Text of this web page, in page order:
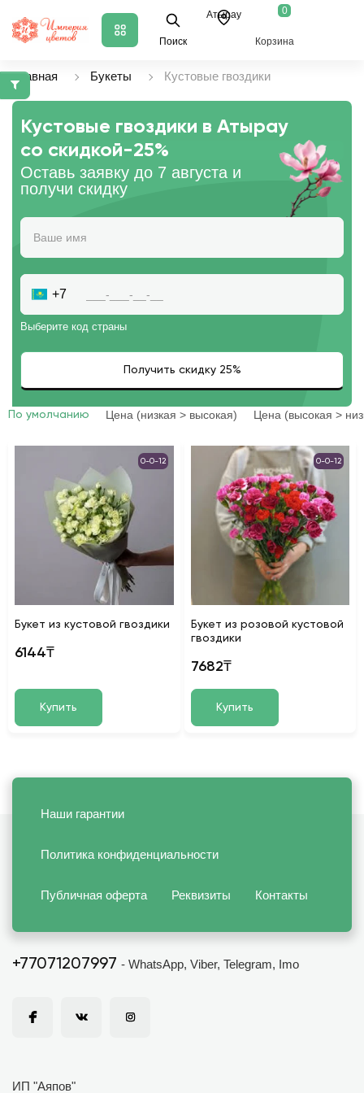
Поиск
Атырау 0
Корзина
Главная Букеты Кустовые гвоздики
Кустовые гвоздики в Атырау
со скидкой-25%
Оставь заявку до 7 августа и
получи скидку
+7
Выберите код страны
По умолчанию Цена (низкая > высокая) Цена (высокая >
0-0-12
Букет из кустовой гвоздики
6144₸
Купить
0-0-12
Букет из розовой кустовой
гвоздики
7682₸
Купить
Наши гарантии
Политика конфиденциальности
Публичная оферта Реквизиты Контакты
+77071207997 - WhatsApp, Viber, Telegram, Imo
ИП "Аяпов"